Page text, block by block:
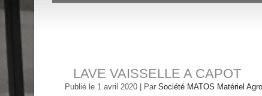
LAVE VAISSELLE A CAPOT
Publié le 1 avril 2020 Par Société MATOS Matériel